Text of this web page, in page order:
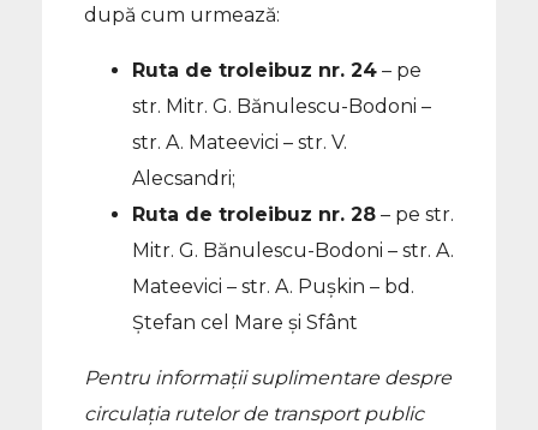
după cum urmează:
Ruta de troleibuz nr. 24 – pe
str. Mitr. G. Bănulescu-Bodoni –
str. A. Mateevici – str. V.
Alecsandri;
Ruta de troleibuz nr. 28 – pe str.
Mitr. G. Bănulescu-Bodoni – str. A.
Mateevici – str. A. Pușkin – bd.
Ștefan cel Mare și Sfânt
Pentru informații suplimentare despre
circulația rutelor de transport public